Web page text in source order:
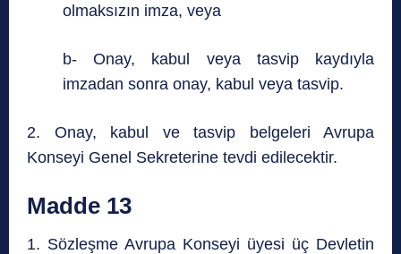
olmaksızın imza, veya
b- Onay, kabul veya tasvip kaydıyla
imzadan sonra onay, kabul veya tasvip.
2. Onay, kabul ve tasvip belgeleri Avrupa
Konseyi Genel Sekreterine tevdi edilecektir.
Madde 13
1. Sözleşme Avrupa Konseyi üyesi üç Devletin